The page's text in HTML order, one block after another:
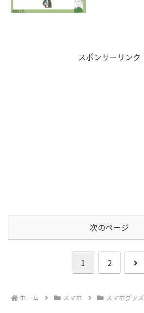
スポンサーリンク
次のページ
1 2
次
ホーム スマホ スマホグッズ